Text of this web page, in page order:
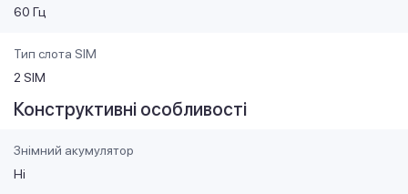
60 Гц
Тип слота SIM
2 SIM
Конструктивні особливості
Знімний акумулятор
Ні